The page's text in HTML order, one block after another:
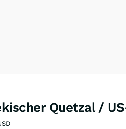
Quetzal /